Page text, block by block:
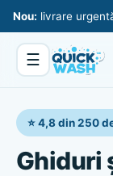
Nou: livrare
☰
⭐ 4,8 din 250
Ghiduri